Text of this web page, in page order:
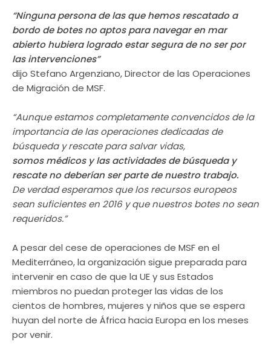
“Ninguna personade las que hemos rescatadoa
bordo de botes no aptos para navegar en mar
abierto hubiera logrado estar segura de no ser por
las intervenciones”
dijo Stefano Argenziano, Director de las Operaciones
de Migración de MSF.
“Aunque estamos completamente convencidos de la
importancia de las operaciones dedicadas de
búsqueda y rescate para salvar vidas,
somos médicos y las actividades de búsqueda y
rescate no deberían ser parte de nuestro trabajo.
De verdad esperamos que los recursos europeos
sean suficientes en 2016 y que nuestros botes no sean
requeridos.”
A pesar del cese de operaciones de MSF en el
Mediterráneo, la organización sigue preparada para
intervenir en caso de que la UE y sus Estados
miembros no puedan proteger las vidas de los
cientos de hombres, mujeres y niños que se espera
huyan del norte de África hacia Europa en los meses
por venir.